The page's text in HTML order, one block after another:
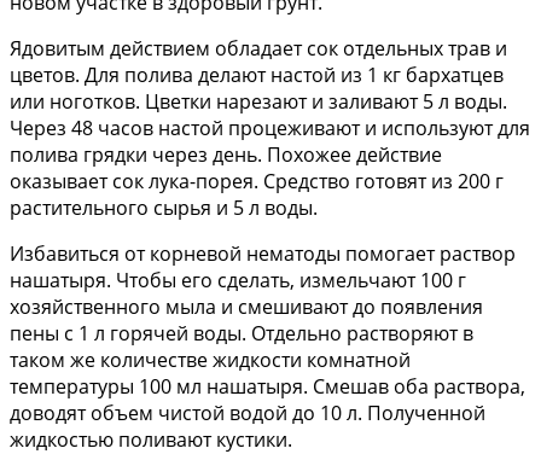
Ядовитым действием обладает сок отдельных трав и
цветов. Для полива делают настой из 1 кг бархатцев
или ноготков. Цветки нарезают и заливают 5 л воды.
Через 48 часов настой процеживают и используют для
полива грядки через день. Похожее действие
оказывает сок лука-порея. Средство готовят из 200 г
растительного сырья и 5 л воды.
Избавиться от корневой нематоды помогает раствор
нашатыря. Чтобы его сделать, измельчают 100 г
хозяйственного мыла и смешивают до появления
пены с 1 л горячей воды. Отдельно растворяют в
таком же количестве жидкости комнатной
температуры 100 мл нашатыря. Смешав оба раствора,
доводят объем чистой водой до 10 л. Полученной
жидкостью поливают кустики.